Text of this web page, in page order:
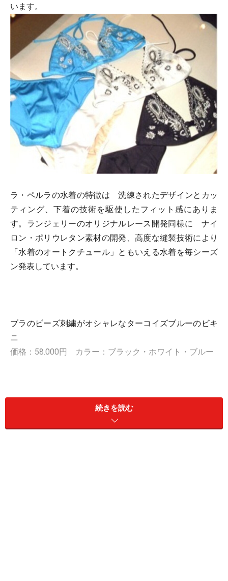
います。
ラ・ペルラの水着の特徴は 洗練されたデザインとカッ
ティング、下着の技術を駆使したフィット感にありま
す。ランジェリーのオリジナルレース開発同様に ナイ
ロン・ポリウレタン素材の開発、高度な縫製技術により
「水着のオートクチュール」ともいえる水着を毎シーズ
ン発表しています。
ブラのビーズ刺繍がオシャレなターコイズブルーのビキ
ニ
価格：58.000円 カラー：ブラック・ホワイト・ブルー
同様のビーズ刺繍のパレオもあります。
価格：40.000円 カラー：ブラック・ホワイト・ブルー
続きを読む